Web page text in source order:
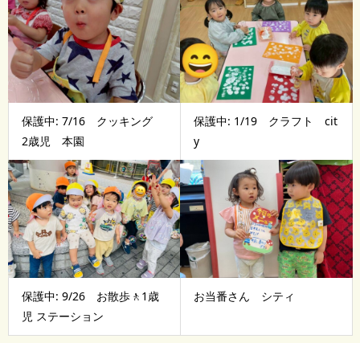
保護中: 7/16 クッキング
2歳児 本園
保護中: 1/19 クラフト cit
y
保護中: 9/26 お散歩🚶1歳
児 ステーション
お当番さん シティ